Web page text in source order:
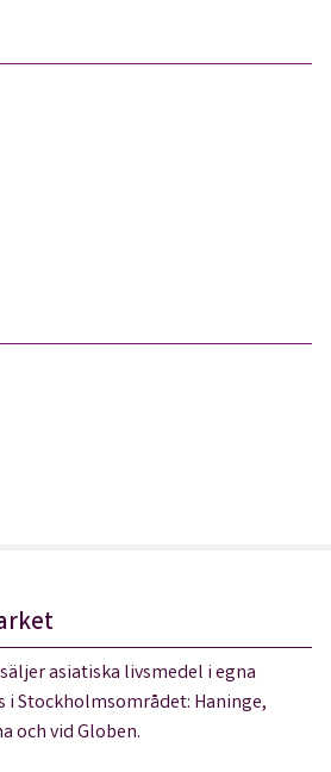
asiatiska livsmedel i egna
i Stockholmsområdet: Haninge,
och vid Globen.